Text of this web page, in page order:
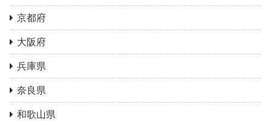
京都府
大阪府
兵庫県
奈良県
和歌山県